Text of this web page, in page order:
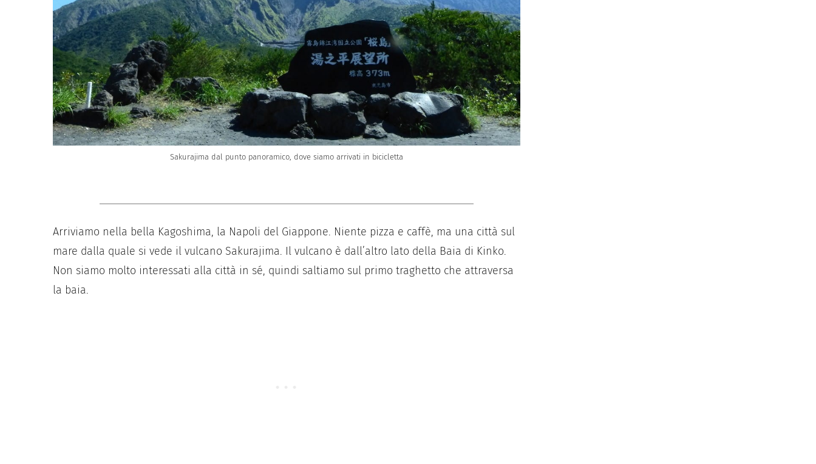
Sakurajima dal punto panoramico, dove siamo arrivati in bicicletta
Arriviamo nella bella Kagoshima, la Napoli del Giappone. Niente pizza e caffè, ma una città sul
mare dalla quale si vede il vulcano Sakurajima. Il vulcano è dall’altro lato della Baia di Kinko.
Non siamo molto interessati alla città in sé, quindi saltiamo sul primo traghetto che attraversa
la baia.